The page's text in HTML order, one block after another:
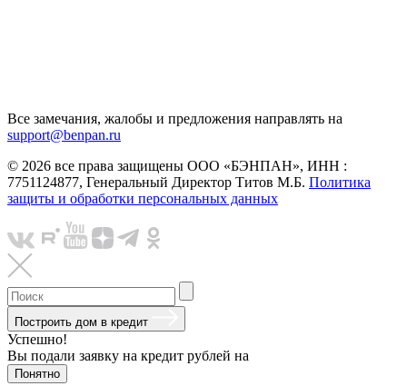
Все замечания, жалобы и предложения направлять на
support@benpan.ru
© 2026 все права защищены ООО «БЭНПАН», ИНН :
7751124877, Генеральный Директор Титов М.Б. Политика
защиты и обработки персональных данных
Построить дом в кредит
Успешно!
Вы подали заявку на кредит рублей на
Понятно